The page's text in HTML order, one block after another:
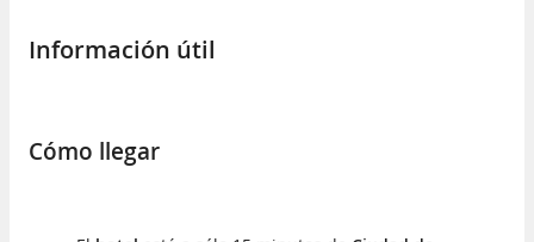
Información útil
Cómo llegar